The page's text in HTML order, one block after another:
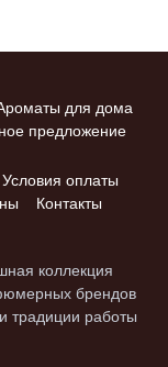
для дома
предложение
Условия оплаты
Контакты
коллекция
брендов
традиции работы